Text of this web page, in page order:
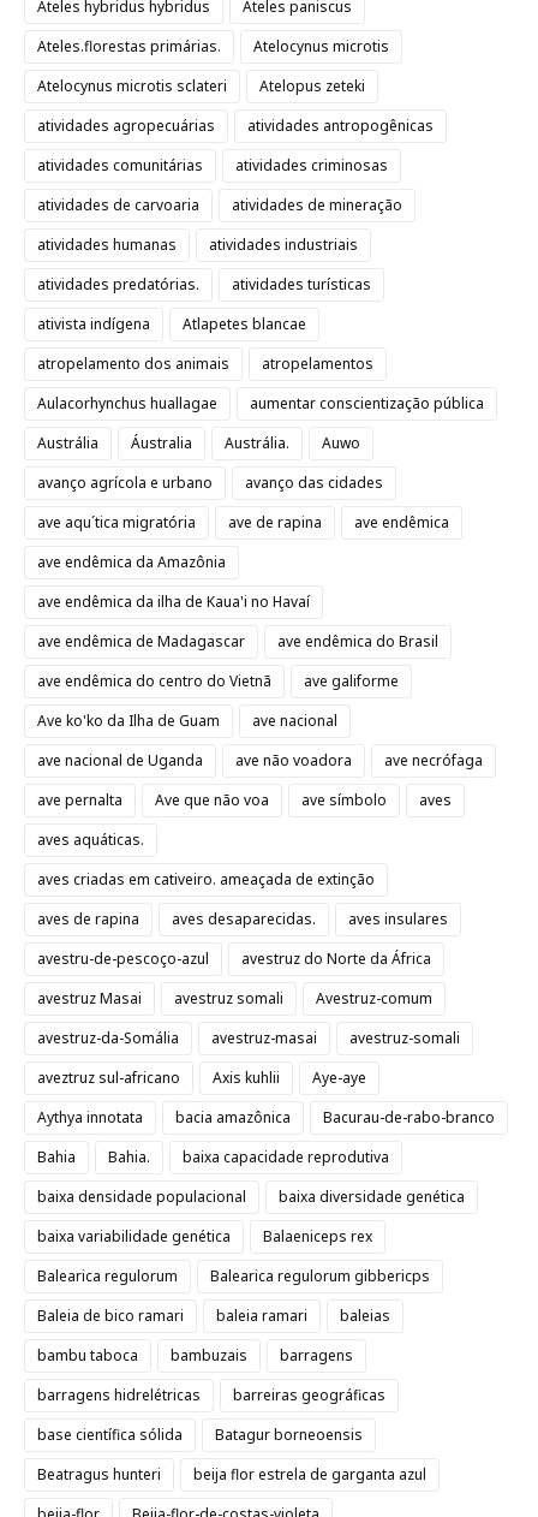
Ateles hybridus hybridus
Ateles paniscus
Ateles.florestas primárias.
Atelocynus microtis
Atelocynus microtis sclateri
Atelopus zeteki
atividades agropecuárias
atividades antropogênicas
atividades comunitárias
atividades criminosas
atividades de carvoaria
atividades de mineração
atividades humanas
atividades industriais
atividades predatórias.
atividades turísticas
ativista indígena
Atlapetes blancae
atropelamento dos animais
atropelamentos
Aulacorhynchus huallagae
aumentar conscientização pública
Austrália
Áustralia Austrália.
Auwo
avanço agrícola e urbano
avanço das cidades
ave aqu´tica migratória
ave de rapina
ave endêmica
ave endêmica da Amazônia
ave endêmica da ilha de Kaua'i no Havaí
ave endêmica de Madagascar
ave endêmica do Brasil
ave endêmica do centro do Vietnã
ave galiforme
Ave ko'ko da Ilha de Guam
ave nacional
ave nacional de Uganda
ave não voadora
ave necrófaga
ave pernalta
Ave que não voa ave símbolo
aves
aves aquáticas.
aves criadas em cativeiro. ameaçada de extinção
aves de rapina
aves desaparecidas.
aves insulares
avestru-de-pescoço-azul
avestruz do Norte da África
avestruz Masai
avestruz somali
Avestruz-comum
avestruz-da-Somália
avestruz-masai
avestruz-somali
aveztruz sul-africano
Axis kuhlii
Aye-aye
Aythya innotata
bacia amazônica
Bacurau-de-rabo-branco
Bahia
Bahia.
baixa capacidade reprodutiva
baixa densidade populacional
baixa diversidade genética
baixa variabilidade genética
Balaeniceps rex
Balearica regulorum
Balearica regulorum gibbericps
Baleia de bico ramari
baleia ramari
baleias
bambu taboca
bambuzais
barragens
barragens hidrelétricas
barreiras geográficas
base científica sólida
Batagur borneoensis
Beatragus hunteri
beija flor estrela de garganta azul